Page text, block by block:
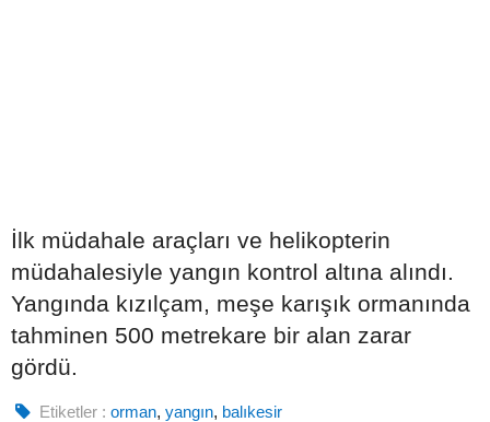
İlk müdahale araçları ve helikopterin
müdahalesiyle yangın kontrol altına alındı.
Yangında kızılçam, meşe karışık ormanında
tahminen 500 metrekare bir alan zarar
gördü.
Etiketler : orman,yangın, balıkesir